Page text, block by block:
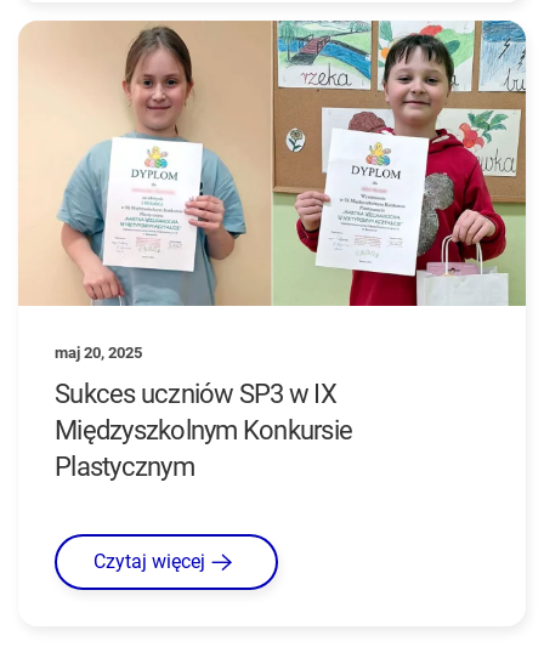
maj 20, 2025
Sukces uczniów SP3 w IX
Międzyszkolnym Konkursie
Plastycznym
Czytaj więcej